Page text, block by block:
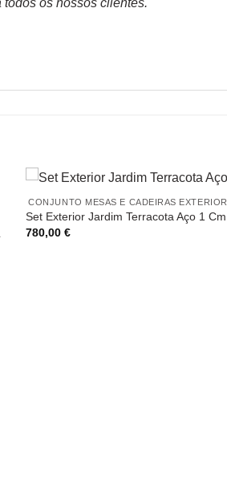
CONJUNTO MESAS E CADEIRAS EXTERIOR
Set Exterior Jardim Terracota Aço 1 Cm
780,00 €